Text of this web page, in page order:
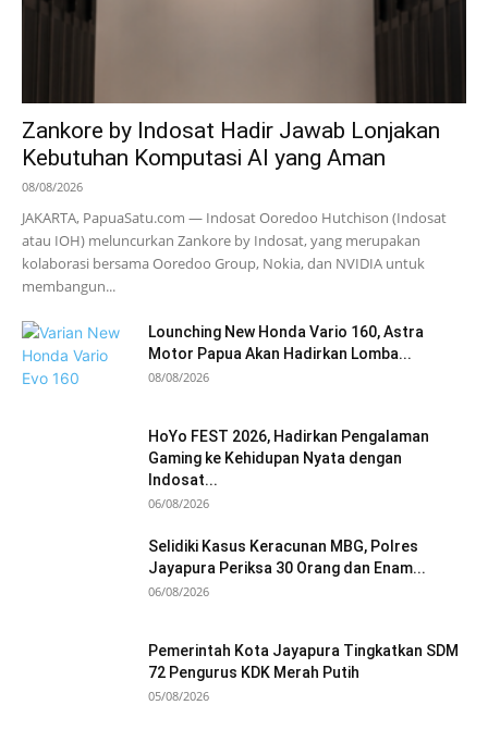
Zankore by Indosat Hadir Jawab Lonjakan
Kebutuhan Komputasi AI yang Aman
08/08/2026
JAKARTA, PapuaSatu.com — Indosat Ooredoo Hutchison (Indosat
atau IOH) meluncurkan Zankore by Indosat, yang merupakan
kolaborasi bersama Ooredoo Group, Nokia, dan NVIDIA untuk
membangun...
Lounching New Honda Vario 160, Astra
Motor Papua Akan Hadirkan Lomba...
08/08/2026
HoYo FEST 2026, Hadirkan Pengalaman
Gaming ke Kehidupan Nyata dengan
Indosat...
06/08/2026
Selidiki Kasus Keracunan MBG, Polres
Jayapura Periksa 30 Orang dan Enam...
06/08/2026
Pemerintah Kota Jayapura Tingkatkan SDM
72 Pengurus KDK Merah Putih
05/08/2026